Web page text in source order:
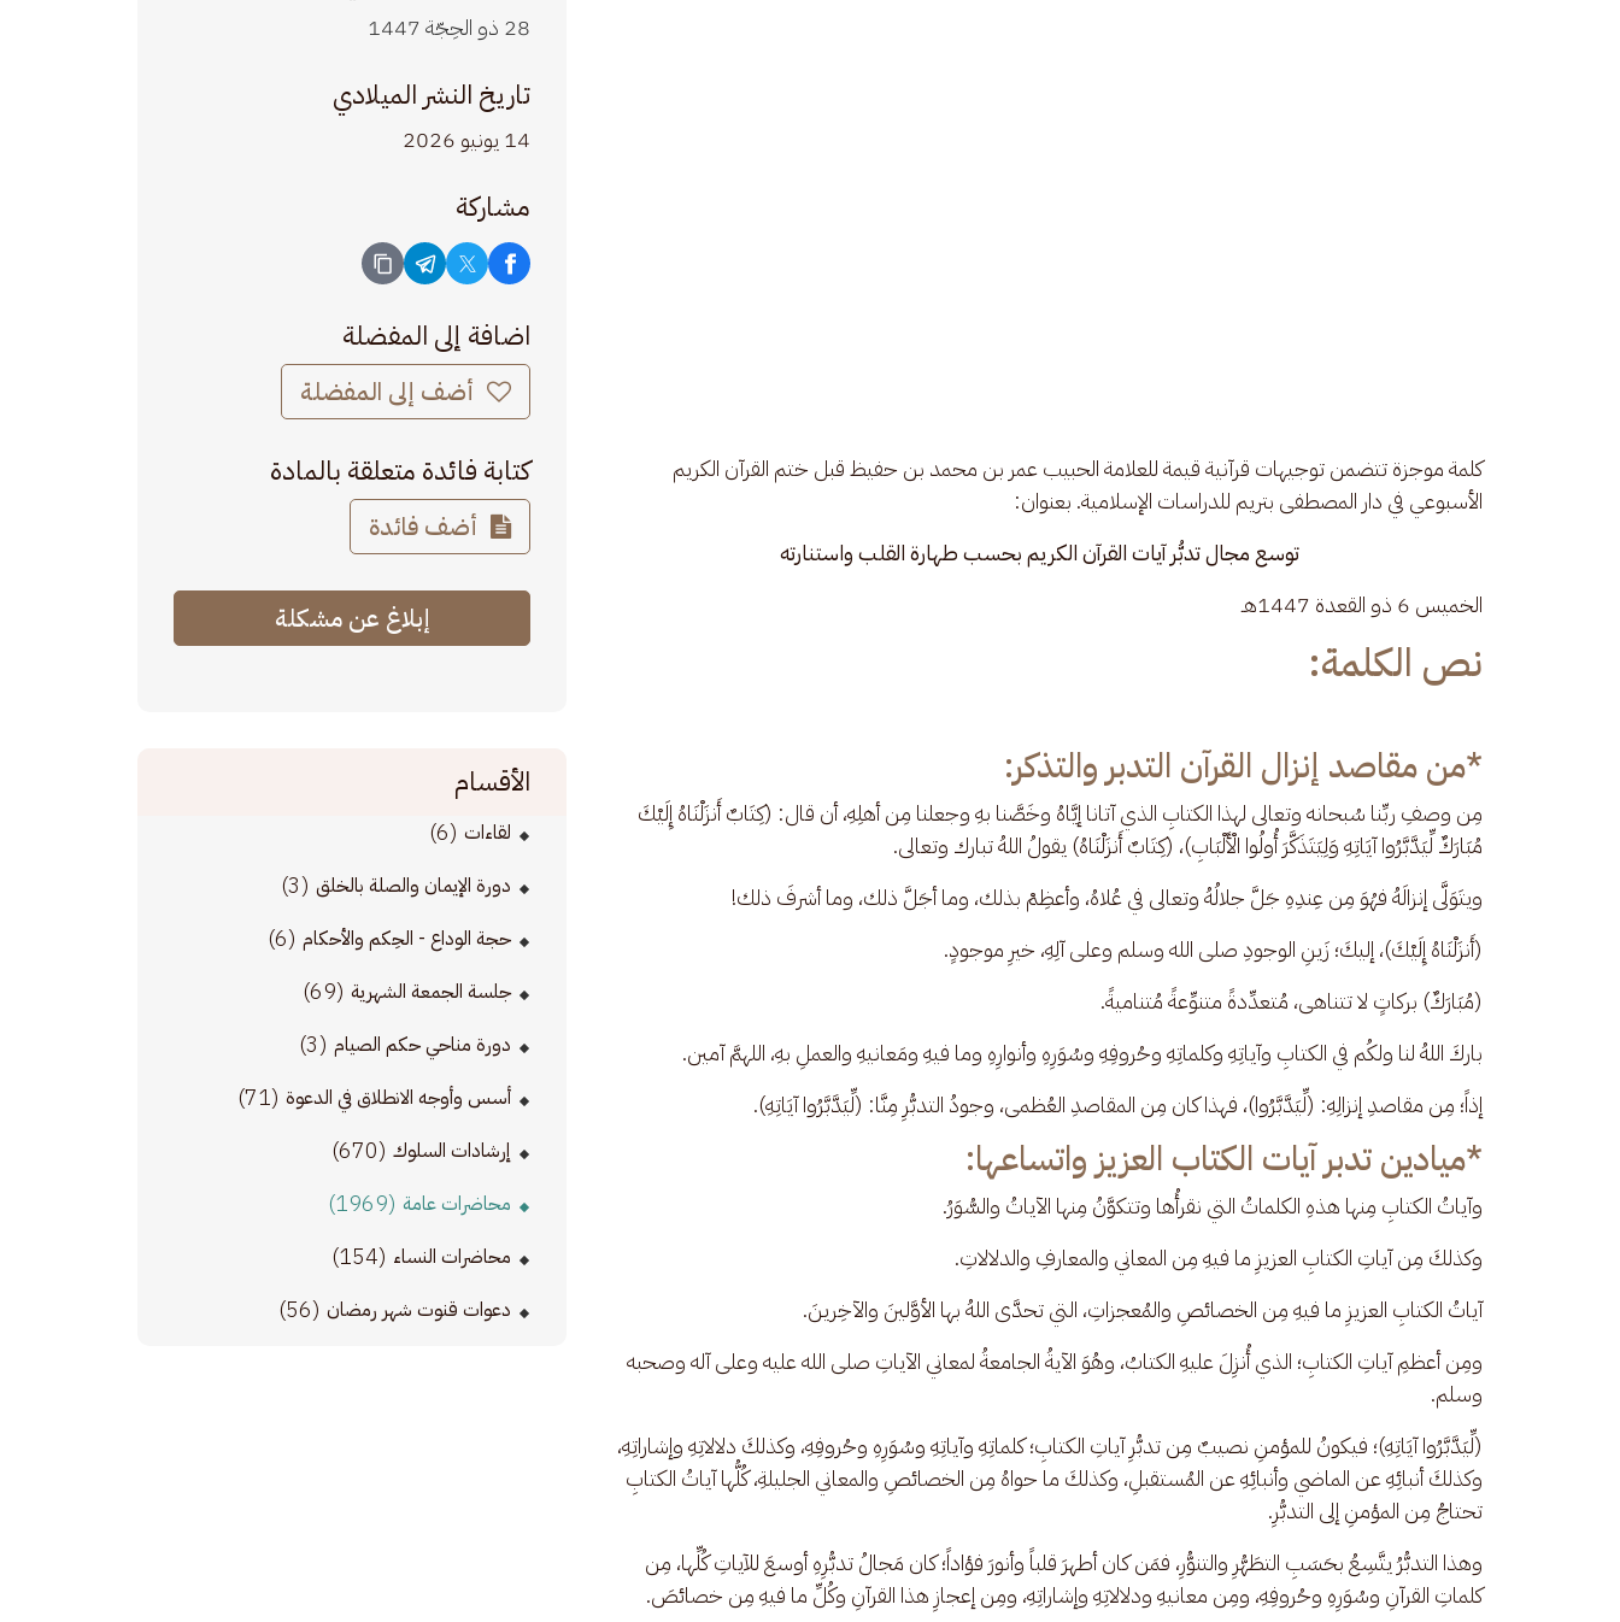
كلمة موجزة تتضمن توجيهات قرآنية قيمة للعلامة الحبيب عمر بن محمد بن حفيظ قبل ختم القرآن الكريم
الأسبوعي في دار المصطفى بتريم للدراسات الإسلامية. بعنوان:
توسع مجال تدبُّر آيات القرآن الكريم بحسب طهارة القلب واستنارته
الخميس 6 ذو القعدة 1447هـ
نص الكلمة:
*من مقاصد إنزال القرآن التدبر والتذكر:
​مِن وصفِ ربِّنا سُبحانه وتعالى لهذا الكتابِ الذي آتانا إيَّاهُ وخَصَّنا بهِ وجعلنا مِن أهلِهِ، أن قال: (كِتَابٌ أَنزَلْنَاهُ إِلَيْكَ
مُبَارَكٌ لِّيَدَّبَّرُوا آيَاتِهِ وَلِيَتَذَكَّرَ أُولُوا الْأَلْبَابِ)، (كِتَابٌ أَنزَلْنَاهُ) يقولُ اللهُ تبارك وتعالى.
ويتَوَلَّى إنزالَهُ فهُوَ مِن عِندِهِ جَلَّ جلالُهُ وتعالى في عُلاهُ، وأعظِمْ بذلك، وما أجَلَّ ذلك، وما أشرفَ ذلك!
​(أَنزَلْنَاهُ إِلَيْكَ)، إليكَ؛ زَينِ الوجودِ صلى الله وسلم وعلى آلِهِ، خيرِ موجودٍ.
(مُبَارَكٌ) بركاتٍ لا تتناهى، مُتعدِّدةً متنوِّعةً مُتناميةً.
باركَ اللهُ لنا ولكُم في الكتابِ وآياتِهِ وكلماتِهِ وحُروفِهِ وسُوَرِهِ وأنوارِهِ وما فيهِ ومَعانيهِ والعملِ بهِ، اللهمَّ آمين.
​إذاً؛ مِن مقاصدِ إنزالِهِ: (لِّيَدَّبَّرُوا)، فهذا كان مِن المقاصدِ العُظمى، وجودُ التدبُّرِ مِنَّا: (لِّيَدَّبَّرُوا آيَاتِهِ).
​*ميادين تدبر آيات الكتاب العزيز واتساعها:
​وآياتُ الكتابِ مِنها هذهِ الكلماتُ التي نقرأُها وتتكوَّنُ مِنها الآياتُ والسُّوَرُ.
وكذلكَ مِن آياتِ الكتابِ العزيزِ ما فيهِ مِن المعاني والمعارفِ والدلالاتِ.
آياتُ الكتابِ العزيزِ ما فيهِ مِن الخصائصِ والمُعجزاتِ، التي تحدَّى اللهُ بها الأوَّلينَ والآخِرينَ.
ومِن أعظمِ آياتِ الكتابِ؛ الذي أُنزِلَ عليهِ الكتابُ، وهُوَ الآيةُ الجامعةُ لمعاني الآياتِ صلى الله عليه وعلى آله وصحبه
وسلم.
​(لِّيَدَّبَّرُوا آيَاتِهِ)؛ فيكونُ للمؤمنِ نصيبٌ مِن تدبُّرِ آياتِ الكتابِ؛ كلماتِهِ وآياتِهِ وسُوَرِهِ وحُروفِهِ، وكذلكَ دلالاتِهِ وإشاراتِهِ،
وكذلكَ أنبائِهِ عن الماضي وأنبائِهِ عن المُستقبلِ، وكذلكَ ما حواهُ مِن الخصائصِ والمعاني الجليلةِ، كُلُّها آياتُ الكتابِ
تحتاجُ مِن المؤمنِ إلى التدبُّرِ.
​وهذا التدبُّرُ يتَّسِعُ بحَسَبِ التطَهُّرِ والتنوُّرِ، فمَن كان أطهرَ قلباً وأنورَ فؤاداً؛ كان مَجالُ تدبُّرِهِ أوسعَ للآياتِ كُلِّها، مِن
كلماتِ القرآنِ وسُوَرِهِ وحُروفِهِ، ومِن معانيهِ ودلالاتِهِ وإشاراتِهِ، ومِن إعجازِ هذا القرآنِ وكُلِّ ما فيهِ مِن خصائصَ.
28 ذو الحِجّة 1447
تاريخ النشر الميلادي
14 يونيو 2026
مشاركة
اضافة إلى المفضلة
أضف إلى المفضلة
كتابة فائدة متعلقة بالمادة
أضف فائدة
إبلاغ عن مشكلة
الأقسام
لقاءات (6)
دورة الإيمان والصلة بالخلق (3)
حجة الوداع - الحِكم والأحكام (6)
جلسة الجمعة الشهرية (69)
دورة مناحي حكم الصيام (3)
أسس وأوجه الانطلاق في الدعوة (71)
إرشادات السلوك (670)
محاضرات عامة (1969)
محاضرات النساء (154)
دعوات قنوت شهر رمضان (56)